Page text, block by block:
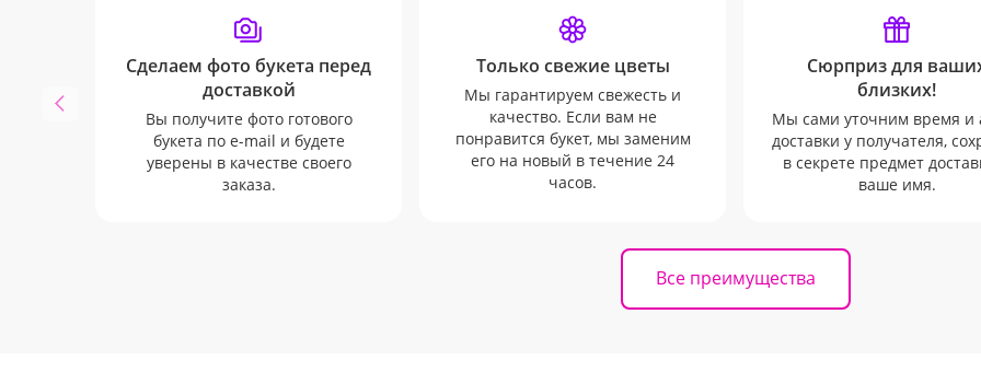
Сделаем фото букета перед
доставкой
Вы получите фото готового
букета по e-mail и будете
уверены в качестве своего
заказа.
Только свежие цветы
Мы гарантируем свежесть и
качество. Если вам не
понравится букет, мы заменим
его на новый в течение 24
часов.
Сюрприз для
близких!
Мы сами уточним время и
доставки у получателя,
в секрете предмет
ваше имя.
Все преимущества